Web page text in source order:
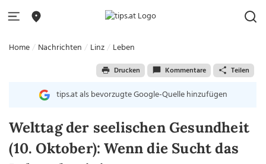
Home Nachrichten Linz Leben
Drucken Kommentare Teilen
tips.at als bevorzugte Google-Quelle hinzufügen
Welttag der seelischen Gesundheit
(10. Oktober): Wenn die Sucht das